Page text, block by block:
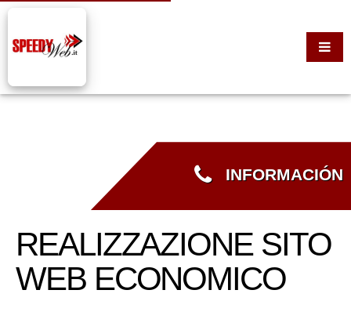
INFORMACIÓN
REALIZZAZIONE SITO
WEB ECONOMICO